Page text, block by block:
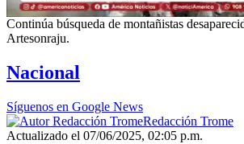
Continúa búsqueda de montañistas
Artesonraju.
Nacional
Síguenos en Google News
Redacción Trome
Actualizado el 07/06/2025, 02:05 p.m.